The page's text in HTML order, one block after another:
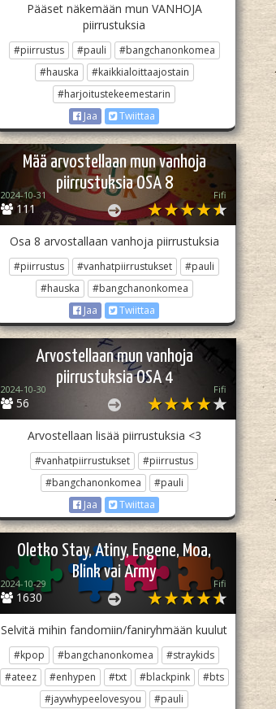
Pääset näkemään mun VANHOJA
piirrustuksia
#piirrustus #pauli
#bangchanonkomea
#hauska
#kaikkialoittaajostain
#harjoitustekeemestarin
Jaa
Twiittaa
Mää arvostellaan mun vanhoja
piirrustuksia OSA 8
111
2024-10-31 Fifi
Osa 8 arvostallaan vanhoja piirrustuksia
#piirrustus #vanhatpiirrustukset
#pauli
#hauska
#bangchanonkomea
Jaa
Twiittaa
Arvostellaan mun vanhoja
piirrustuksia OSA 4
56
2024-10-30 Fifi
Arvostellaan lisää piirrustuksia <3
#vanhatpiirrustukset
#piirrustus
#bangchanonkomea
#pauli
Jaa
Twiittaa
Oletko Stay, Atiny, Engene, Moa,
Blink vai Army
1630
2024-10-29 Fifi
Selvitä mihin fandomiin/faniryhmään kuulut
#kpop #bangchanonkomea
#straykids
#ateez
#enhypen #txt #blackpink
#bts
#jaywhypeelovesyou
#pauli